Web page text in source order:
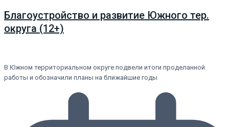
Благоустройство и развитие Южного тер.
округа (12+)
В Южном территориальном округе подвели итоги проделанной
работы и обозначили планы на ближайшие годы